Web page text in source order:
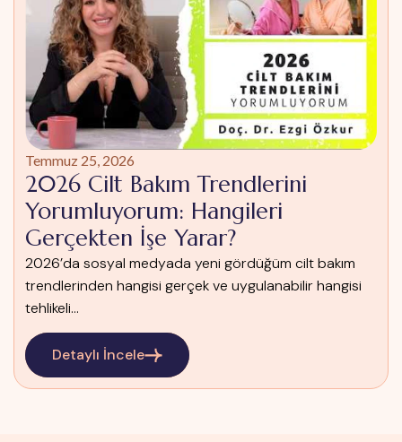
Temmuz 25, 2026
2026 Cilt Bakım Trendlerini
Yorumluyorum: Hangileri
Gerçekten İşe Yarar?
2026’da sosyal medyada yeni gördüğüm cilt bakım
trendlerinden hangisi gerçek ve uygulanabilir hangisi
tehlikeli...
Detaylı İncele